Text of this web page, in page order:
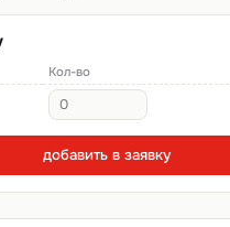
Кол-во
добавить в заявку